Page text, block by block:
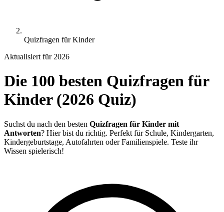
Quizfragen für Kinder
Aktualisiert für 2026
Die 100 besten Quizfragen für
Kinder (2026 Quiz)
Suchst du nach den besten Quizfragen für Kinder mit
Antworten? Hier bist du richtig. Perfekt für Schule, Kindergarten,
Kindergeburtstage, Autofahrten oder Familienspiele. Teste ihr
Wissen spielerisch!